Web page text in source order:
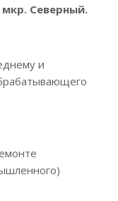
мкр. Северный.
и